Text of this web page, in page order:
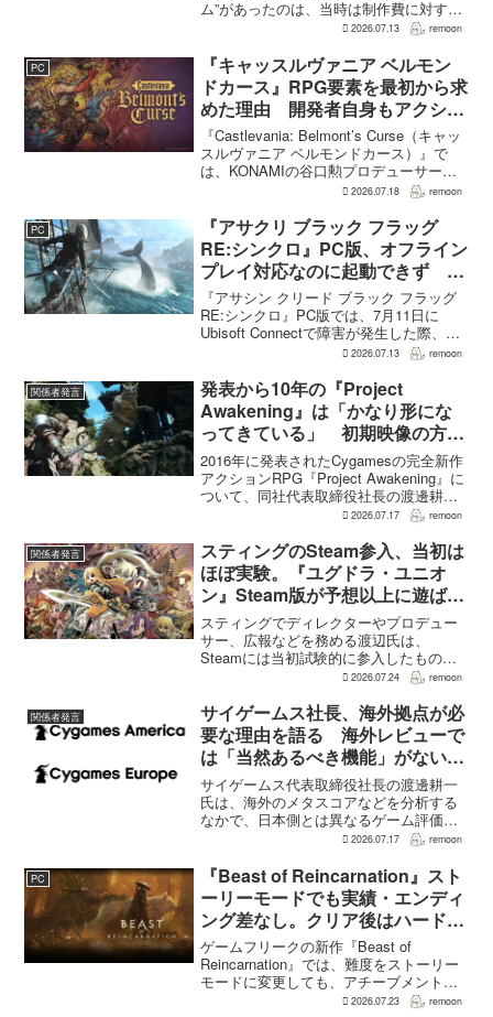
ム”があったのは、当時は制作費に対する
リスクを管理できたためだと振り返っ
で1本を作れるなら、...
2026.07.13 remoon
PC
『キャッスルヴァニア ベルモン
ドカース』RPG要素を最初から求
めた理由 開発者自身もアクショ
ンのつらさを実感
『Castlevania: Belmont’s Curse（キャッ
スルヴァニア ベルモンドカース）』で
は、KONAMIの谷口勲プロデューサー
が、レベルアップを含むRPG的システム
何度も挑戦すれば先へ進める...
2026.07.18 remoon
PC
『アサクリ ブラック フラッグ
RE:シンクロ』PC版、オフライン
プレイ対応なのに起動できず
Ubisoft Connect障害時に報告相
次ぐ
『アサシン クリード ブラック フラッグ
RE:シンクロ』PC版では、7月11日に
Ubisoft Connectで障害が発生した際、ゲ
ームを起動できないとの報告が相次い
きなかったという投稿もあり、影響は
全...
2026.07.13 remoon
関係者発言
発表から10年の『Project
Awakening』は「かなり形にな
ってきている」 初期映像の方向
性はおおよそ維持、新要素も追加
2016年に発表されたCygamesの完全新作
アクションRPG『Project Awakening』に
ついて、同社代表取締役社長の渡邊耕一
氏が現在の開発状況を明かした。発表か
でおり、「かなり形になってき...
2026.07.17 remoon
関係者発言
スティングのSteam参入、当初は
ほぼ実験。『ユグドラ・ユニオ
ン』Steam版が予想以上に遊ば
れ、最重要プラットフォームの一
つに
スティングでディレクターやプロデュー
サー、広報などを務める渡辺氏は、
Steamには当初試験的に参入したもの
の、現在では同社にとって最重要プラッ
最後発だった『ユグドラ・ユニオン』
Steam版が多くのユーザー...
2026.07.24 remoon
関係者発言
サイゲームス社長、海外拠点が必
要な理由を語る 海外レビューで
は「当然あるべき機能」がないと
未完成評価も
サイゲームス代表取締役社長の渡邊耕一
氏は、海外のメタスコアなどを分析する
なかで、日本側とは異なるゲーム評価の
前提に気づいたと説明した。そうした地
点を置き、現地でコミュニケーションを
取る必要があるとの考えに...
2026.07.17 remoon
PC
『Beast of Reincarnation』スト
ーリーモードでも実績・エンディ
ング差なし。クリア後はハード超
えのNEW GAME+も
ゲームフリークの新作『Beast of
Reincarnation』では、難度をストーリー
モードに変更しても、アチーブメントや
収集要素、エンディングに違いはない。
2026.07.23 remoon